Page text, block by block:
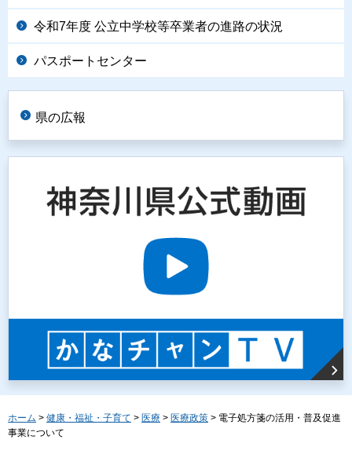
令和7年度 公立中学校等卒業者の進路の状況
パスポートセンター
県の広報
ホーム > 健康・福祉・子育て > 医療 > 医療政策 > 電子処方箋の活用・普及促進
事業について